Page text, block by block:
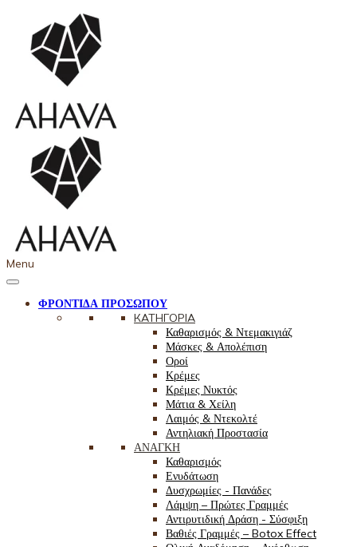
Menu
ΦΡΟΝΤΙΔΑ ΠΡΟΣΩΠΟΥ
КАТНГОРІА
Καθαρισμός & Ντεμακιγιάζ
Μάσκες & Απολέπιση
Οροί
Κρέμες
Κρέμες Νυκτός
Μάτια & Χείλη
Λαιμός & Ντεκολτέ
Αντηλιακή Προστασία
ΑΝΑΓΚΗ
Καθαρισμός
Ενυδάτωση
Δυσχρωμίες - Πανάδες
Λάμψη – Πρώτες Γραμμές
Αντιρυτιδική Δράση - Σύσφιξη
Βαθιές Γραμμές – Botox Effect